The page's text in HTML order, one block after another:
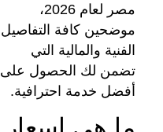
مصر لعام 2026،
موضحين كافة التفاصيل
الفنية والمالية التي
تضمن لك الحصول على
أفضل خدمة احترافية.